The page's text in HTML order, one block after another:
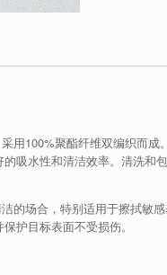
用100%聚酯纤维双编织而
吸水性和清洁效率。清洗和
的场合，特别适用于擦拭敏
护目标表面不受损伤。